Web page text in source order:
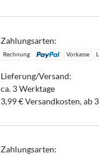
Zahlungsarten:
Rechnung Vorkasse
Lieferung/Versand:
ca. 3 Werktage
3,99 € Versandkosten, ab
Zahlungsarten: